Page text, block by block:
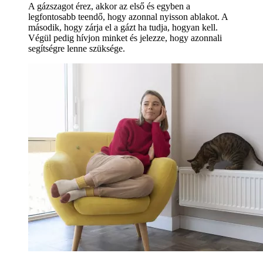
A gázszagot érez, akkor az első és egyben a
legfontosabb teendő, hogy azonnal nyisson ablakot. A
második, hogy zárja el a gázt ha tudja, hogyan kell.
Végül pedig hívjon minket és jelezze, hogy azonnali
segítségre lenne szüksége.